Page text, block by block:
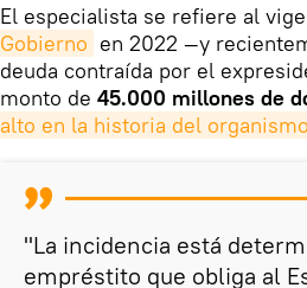
El especialista se refiere al
Gobierno en 2022 —y
deuda contraída por el
monto de 45.000 millones de
alto en la historia del organismo
"La incidencia está
empréstito que obliga al